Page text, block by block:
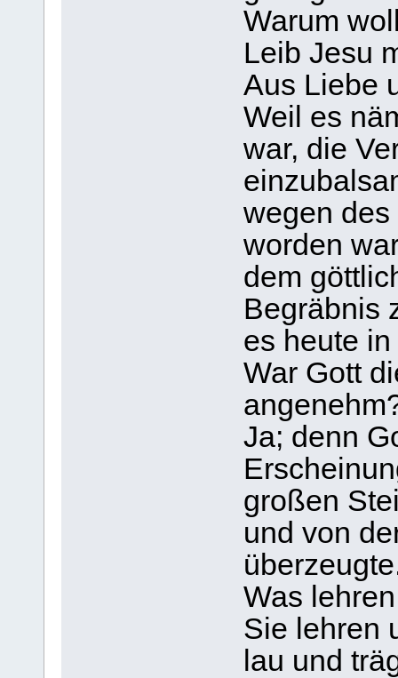
Warum
Leib Jesu
Aus Liebe
Weil es
war, die
wegen
worden
dem
Begräbnis
es heute
War Gott
Ja; denn
großen
und von
Was
Sie lehren
lau und